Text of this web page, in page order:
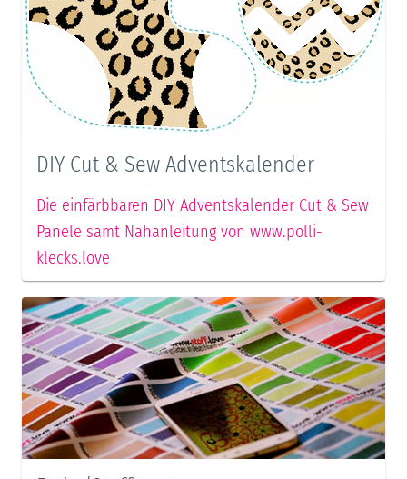
DIY Cut & Sew Adventskalender
Die einfärbbaren DIY Adventskalender Cut & Sew
Panele samt Nähanleitung von www.polli-
klecks.love